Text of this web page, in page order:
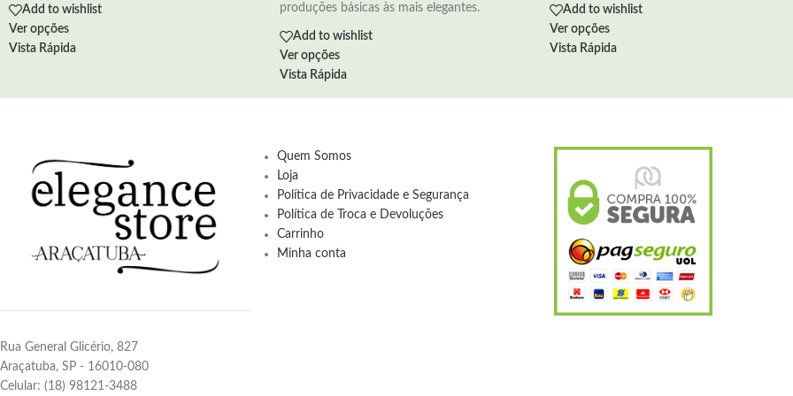
Add to wishlist
Ver opções
Vista Rápida
produções básicas às mais elegantes.
Add to wishlist
Ver opções
Vista Rápida
Add to wishlist
Ver opções
Vista Rápida
Rua General Glicério, 827
Araçatuba, SP - 16010-080
Celular: (18) 98121-3488
Quem Somos
Loja
Política de Privacidade e Segurança
Política de Troca e Devoluções
Carrinho
Minha conta